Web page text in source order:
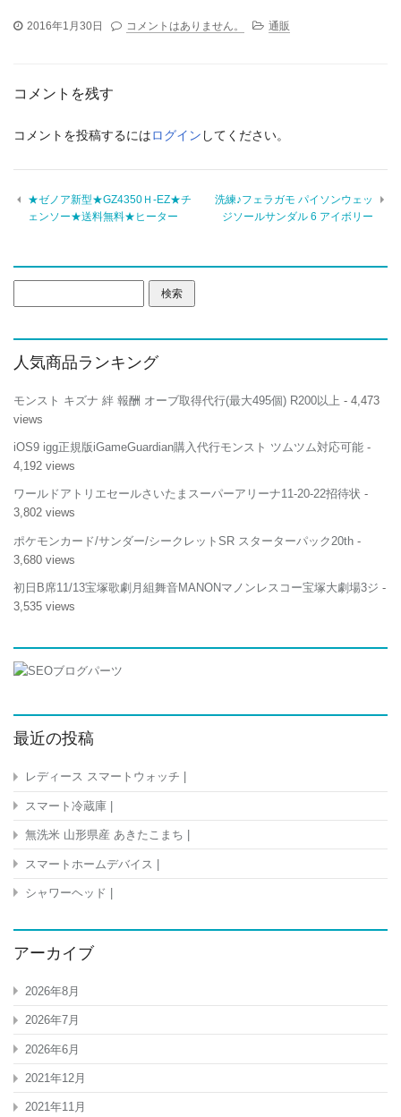
2016年1月30日 コメントはありません。 通販
コメントを残す
コメントを投稿するにはログイン してください。
★ゼノア新型★GZ4350Ｈ-EZ★チ
ェンソー★送料無料★ヒーター
洗練♪フェラガモ パイソンウェッ
ジソールサンダル 6 アイボリー
索:
人気商品ランキング
モンスト キズナ 絆 報酬 オーブ取得代行(最大495個) R200以上 - 4,473
views
iOS9 igg正規版iGameGuardian購入代行モンスト ツムツム対応可能 -
4,192 views
ワールドアトリエセールさいたまスーパーアリーナ11-20-22招待状 -
3,802 views
ポケモンカード/サンダー/シークレットSR スターターパック20th -
3,680 views
初日B席11/13宝塚歌劇月組舞音MANONマノンレスコー宝塚大劇場3ジ -
3,535 views
最近の投稿
レディース スマートウォッチ |
スマート冷蔵庫 |
無洗米 山形県産 あきたこまち |
スマートホームデバイス |
シャワーヘッド |
アーカイブ
2026年8月
2026年7月
2026年6月
2021年12月
2021年11月